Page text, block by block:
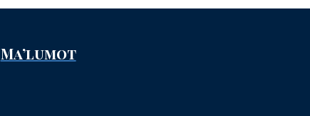
Ma’lumot